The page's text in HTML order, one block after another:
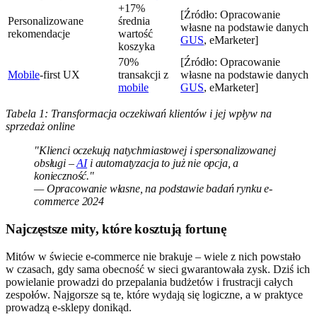
Personalizowane
rekomendacje
+17%
średnia
wartość
koszyka
[Źródło: Opracowanie
własne na podstawie danych
GUS, eMarketer]
Mobile-first UX
70%
transakcji z
mobile
[Źródło: Opracowanie
własne na podstawie danych
GUS, eMarketer]
Tabela 1: Transformacja oczekiwań klientów i jej wpływ na
sprzedaż online
"Klienci oczekują natychmiastowej i spersonalizowanej
obsługi –AIi automatyzacja to już nie opcja, a
konieczność."
— Opracowanie własne, na podstawie badań rynku e-
commerce 2024
Najczęstsze mity, które kosztują fortunę
Mitów w świecie e-commerce nie brakuje – wiele z nich powstało
w czasach, gdy sama obecność w sieci gwarantowała zysk. Dziś ich
powielanie prowadzi do przepalania budżetów i frustracji całych
zespołów. Najgorsze są te, które wydają się logiczne, a w praktyce
prowadzą e-sklepy donikąd.